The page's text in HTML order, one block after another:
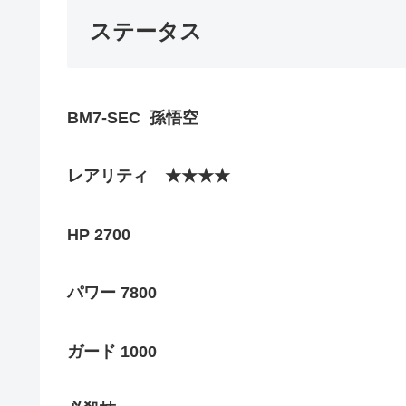
ステータス
BM7-SEC 孫悟空
レアリティ ★★★★
HP 2700
パワー 7800
ガード 1000